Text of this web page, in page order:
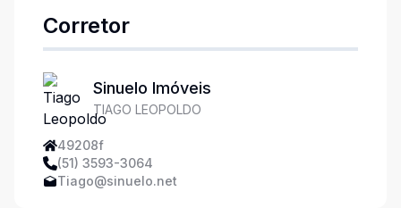
Corretor
Sinuelo Imóveis
TIAGO LEOPOLDO
49208f
(51) 3593-3064
Tiago@sinuelo.net